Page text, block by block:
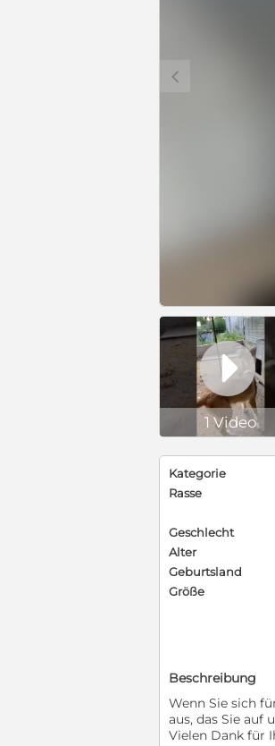
c

1 Video
Kategorie
Rasse
Geschlecht
Alter
Geburtsland
Größe
Beschreibung
Wenn Sie sich
aus, das Sie auf
Vielen Dank für